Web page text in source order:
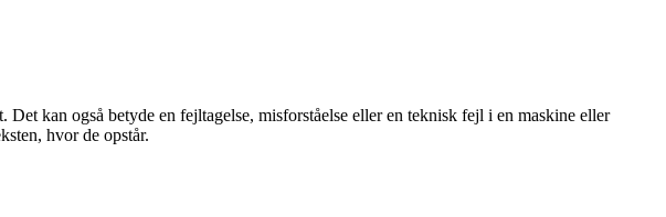
kan også betyde en fejltagelse, misforståelse eller en teknisk fejl i en maskine eller
hvor de opstår.